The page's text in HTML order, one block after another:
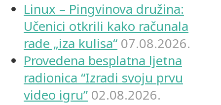
Linux – Pingvinova družina:
Učenici otkrili kako računala
rade „iza kulisa“ 07.08.2026.
Provedena besplatna ljetna
radionica “Izradi svoju prvu
video igru” 02.08.2026.